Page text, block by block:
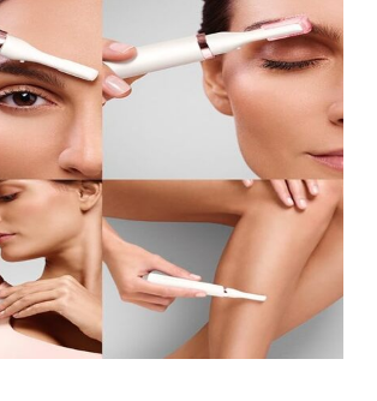
ャパン) ハイドロ
シルク V.I.Oダブル
シェーバー
に。長さ調節も可
テスコム(Tescom)
レディシェーバー
TT450A
広範囲のムダ毛処
理におすすめのワ
アルファP うぶ毛
シェーバー ソルス
ティック ミニ
APS-01
ポーチに入れて持
ち歩けるサイズ感
顔・腕・手・指
足など
パナソニック
(Panasonic) フェ
メイク前のケアに
おすすめのフェイ
顔・ウブ毛